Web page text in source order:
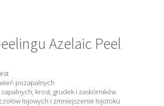
Azelaic Peel
pozapalnych
krost, grudek i zaskórników
łojowych i zmniejszenie łojotoku